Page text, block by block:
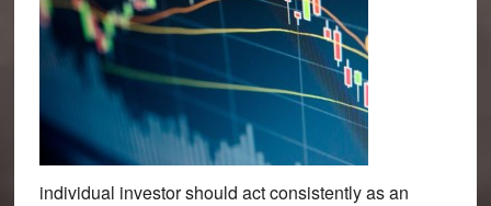
individual investor should act consistently as an